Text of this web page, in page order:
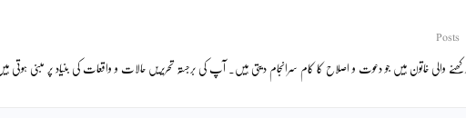
والی خاتون ہیں جو دعوت و اصلاح کا کام سرانجام دیتی ہیں۔ آپ کی برجستہ تحریریں حالات و واقعات کی بنیاد پر مبنی ہوتی